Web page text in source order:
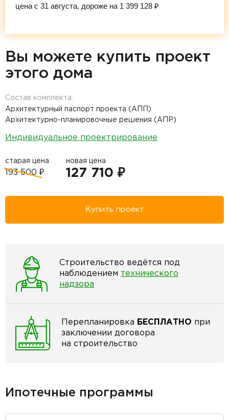
цена с 31 августа, дороже на 1 399 128 ₽
Вы можете купить проект
этого дома
Состав комплекта:
Архитектурный паспорт проекта (АПП)
Архитектурно-планировочные решения (АПР)
Индивидуальное проектрирование
старая цена
193 500 ₽
новая цена
127 710 ₽
Купить проект
Строительство ведётся под
наблюдением технического
надзора
Перепланировка БЕСПЛАТНО при
заключении договора
на строительство
Ипотечные программы